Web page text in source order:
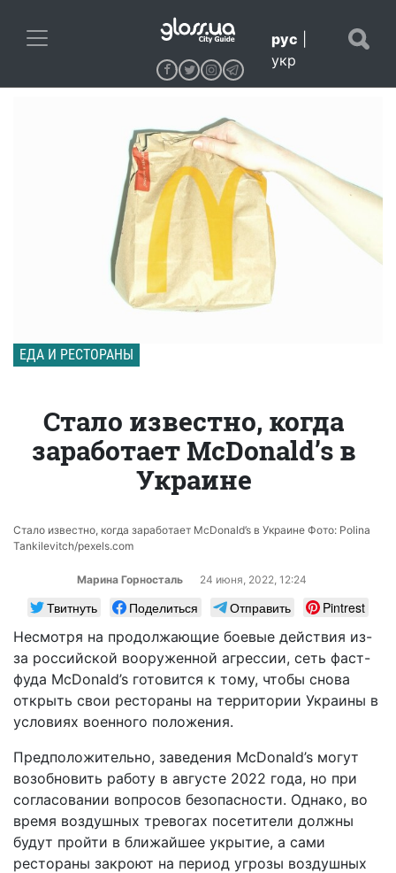
рус
укр
ЕДА И РЕСТОРАНЫ
Стало известно, когда
заработает McDonald’s в
Украине
Стало известно, когда заработает McDonald’s в Украине Фото: Polina
Tankilevitch/pexels.com
Марина Горносталь 24 июня, 2022, 12:24
Твитнуть Поделиться Отправить
Pintrest
Несмотря на продолжающие боевые действия из-
за российской вооруженной агрессии, сеть фаст-
фуда McDonald’s готовится к тому, чтобы снова
открыть свои рестораны на территории Украины в
условиях военного положения.
Предположительно, заведения McDonald’s могут
возобновить работу в августе 2022 года, но при
согласовании вопросов безопасности. Однако, во
время воздушных тревогах посетители должны
будут пройти в ближайшее укрытие, а сами
рестораны закроют на период угрозы воздушных